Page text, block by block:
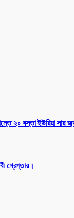
২০ বস্তা ইউরিয়া সার
গ্রেপ্তার।